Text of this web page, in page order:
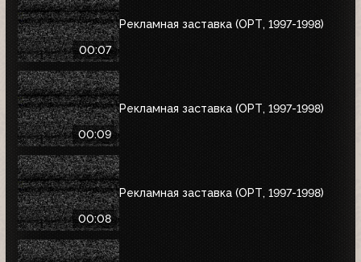
00:07
Рекламная заставка (ОРТ, 1997-1998)
00:09
Рекламная заставка (ОРТ, 1997-1998)
00:08
Рекламная заставка (ОРТ, 1997-1998)